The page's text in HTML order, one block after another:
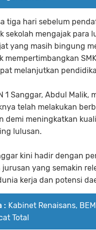
tiga hari sebelum
sekolah mengajak para
yang masih bingung
mempertimbangkan
melanjutkan
1 Sanggar, Abdul Malik,
telah melakukan
demi meningkatkan
lulusan.
kini hadir dengan
yang semakin
kerja dan potensi
: Kabinet Renaisans, BEM
Total